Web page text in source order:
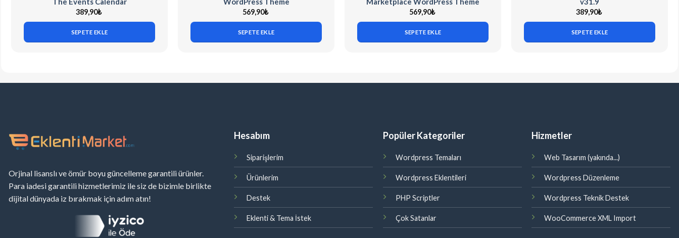
389,90₺
SEPETE EKLE
569,90₺
SEPETE EKLE
569,90₺
SEPETE EKLE
389,90₺
SEPETE EKLE
Orjinal lisanslı ve ömür boyu güncelleme garantili ürünler.
Para iadesi garantili hizmetlerimiz ile siz de bizimle birlikte
dijital dünyada iz bırakmak için adım atın!
Hesabım
Siparişlerim
Ürünlerim
Destek
Eklenti & Tema İstek
Popüler Kategoriler
Wordpress Temaları
Wordpress Eklentileri
PHP Scriptler
Çok Satanlar
Hizmetler
Web Tasarım (yakında...)
Wordpress Düzenleme
Wordpress Teknik Destek
WooCommerce XML Import